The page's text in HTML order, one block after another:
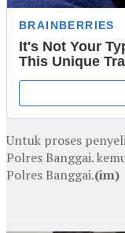
Untuk proses
Polres Banggai.
Polres Banggai.(im)